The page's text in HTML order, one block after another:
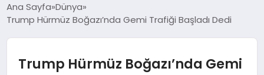
SPOR
DÜNYA
Ana Sayfa Dünya
Trump Hürmüz Boğazı’nda Gemi Trafiği Başladı Dedi
Trump Hürmüz Boğazı’nda Gemi